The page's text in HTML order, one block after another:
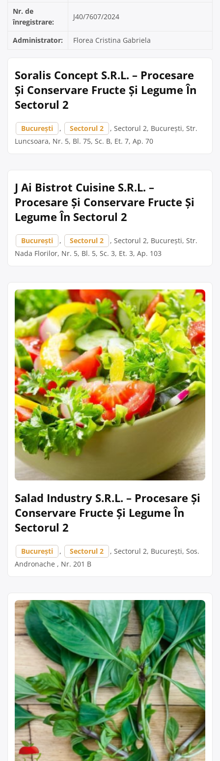
Nr. de
înregistrare:
J40/7607/2024
Administrator: Florea Cristina Gabriela
Soralis Concept S.R.L. – Procesare
Și Conservare Fructe Și Legume În
Sectorul 2
București , Sectorul 2
, Sectorul 2, București, Str.
Luncsoara, Nr. 5, Bl. 75, Sc. B, Et. 7, Ap. 70
J Ai Bistrot Cuisine S.R.L. –
Procesare Și Conservare Fructe Și
Legume În Sectorul 2
București , Sectorul 2
, Sectorul 2, București, Str.
Nada Florilor, Nr. 5, Bl. 5, Sc. 3, Et. 3, Ap. 103
Salad Industry S.R.L. – Procesare Și
Conservare Fructe Și Legume În
Sectorul 2
București , Sectorul 2
, Sectorul 2, București, Sos.
Andronache , Nr. 201 B